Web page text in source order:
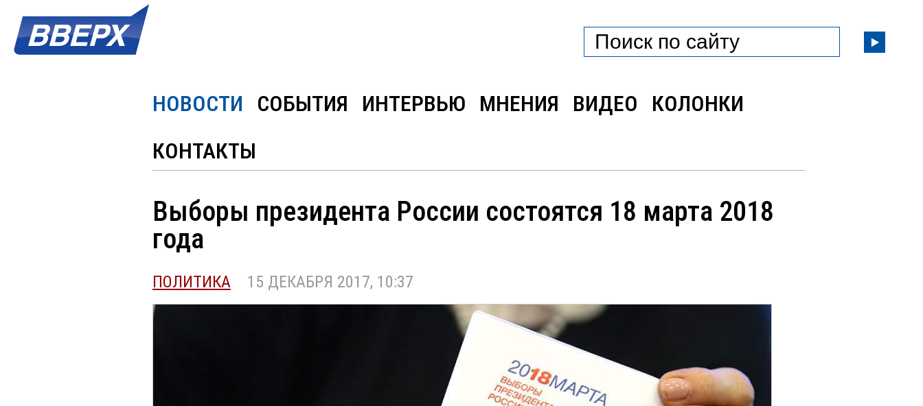
НОВОСТИ СОБЫТИЯ ИНТЕРВЬЮ МНЕНИЯ ВИДЕО
КОЛОНКИ
КОНТАКТЫ
Выборы президента России состоятся 18 марта 2018
года
ПОЛИТИКА 15 ДЕКАБРЯ 2017, 10:37